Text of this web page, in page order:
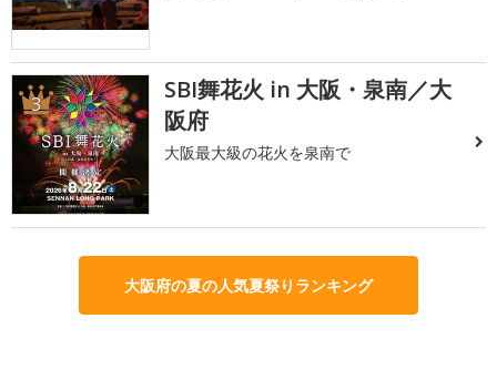
3
SBI舞花火 in 大阪・泉南／大
阪府
大阪最大級の花火を泉南で
大阪府の夏の人気夏祭りランキング